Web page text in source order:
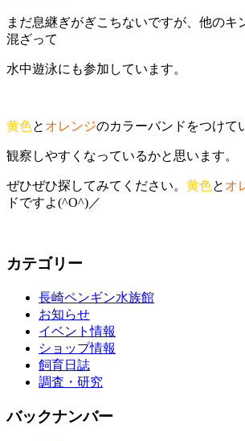
まだ息継ぎがぎこちないですが、他のキ
混ざって
水中遊泳にも参加しています。
黄色と オレンジのカラーバンドをつけて
観察しやすくなっているかと思います。
ぜひぜひ探してみてください。 黄色と オ
ドですよ(^O^)／
カテゴリー
長崎ペンギン水族館
お知らせ
イベント情報
ショップ情報
飼育日誌
調査・研究
バックナンバー